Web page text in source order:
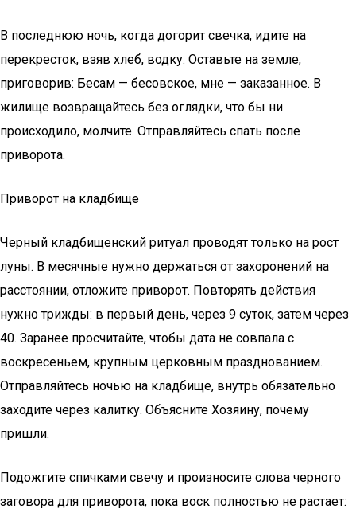
В последнюю ночь, когда догорит свечка, идите на
перекресток, взяв хлеб, водку. Оставьте на земле,
приговорив: Бесам — бесовское, мне — заказанное. В
жилище возвращайтесь без оглядки, что бы ни
происходило, молчите. Отправляйтесь спать после
приворота.
Приворот на кладбище
Черный кладбищенский ритуал проводят только на рост
луны. В месячные нужно держаться от захоронений на
расстоянии, отложите приворот. Повторять действия
нужно трижды: в первый день, через 9 суток, затем через
40. Заранее просчитайте, чтобы дата не совпала с
воскресеньем, крупным церковным празднованием.
Отправляйтесь ночью на кладбище, внутрь обязательно
заходите через калитку. Объясните Хозяину, почему
пришли.
Подожгите спичками свечу и произносите слова черного
заговора для приворота, пока воск полностью не растает: